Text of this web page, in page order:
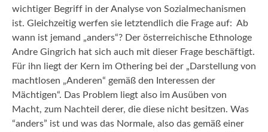
wichtiger Begriff in der Analyse von Sozialmechanismen
ist. Gleichzeitig werfen sie letztendlich die Frage auf: Ab
wann ist jemand „anders“? Der österreichische Ethnologe
Andre Gingrich hat sich auch mit dieser Frage beschäftigt.
Für ihn liegt der Kern im Othering bei der „Darstellung von
machtlosen „Anderen“ gemäß den Interessen der
Mächtigen“. Das Problem liegt also im Ausüben von
Macht, zum Nachteil derer, die diese nicht besitzen. Was
“anders” ist und was das Normale, also das gemäß einer